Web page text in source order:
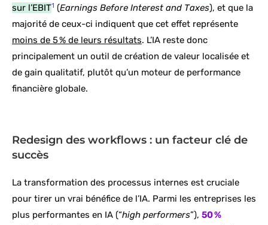
sur l’EBIT1 (Earnings Before Interest and Taxes), et que la
majorité de ceux-ci indiquent que cet effet représente
moins de 5 % de leurs résultats. L’IA reste donc
principalement un outil de création de valeur localisée et
de gain qualitatif, plutôt qu’un moteur de performance
financière globale.
Redesign des workflows : un facteur clé de
succès
La transformation des processus internes est cruciale
pour tirer un vrai bénéfice de l’IA. Parmi les entreprises les
plus performantes en IA (“high performers”), 50 %